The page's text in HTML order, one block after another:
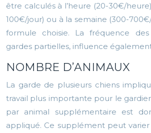
être calculés à l’heure (20-30€/
100€/jour) ou à la semaine (300-
formule choisie. La fréquence
gardes partielles, influence
NOMBRE D’ANIMAUX
La garde de plusieurs chiens
travail plus importante pour le
par animal supplémentaire est
appliqué. Ce supplément peut